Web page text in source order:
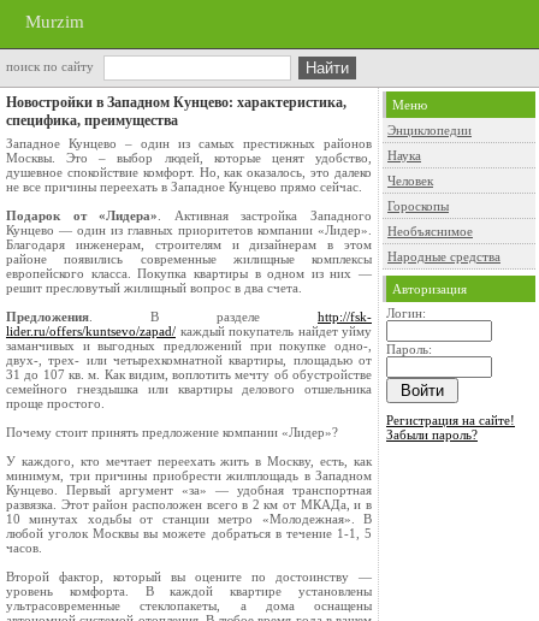
Murzim
поиск по сайту
Новостройки в Западном Кунцево: характеристика,
специфика, преимущества
Западное Кунцево – один из самых престижных районов
Москвы. Это – выбор людей, которые ценят удобство,
душевное спокойствие комфорт. Но, как оказалось, это далеко
не все причины переехать в Западное Кунцево прямо сейчас.
Подарок от «Лидера»
. Активная застройка Западного
Кунцево — один из главных приоритетов компании «Лидер».
Благодаря инженерам, строителям и дизайнерам в этом
районе появились современные жилищные комплексы
европейского класса. Покупка квартиры в одном из них —
решит пресловутый жилищный вопрос в два счета.
Предложения . В разделе http://fsk-
lider.ru/offers/kuntsevo/zapad/ каждый покупатель найдет уйму
заманчивых и выгодных предложений при покупке одно-,
двух-, трех- или четырехкомнатной квартиры, площадью от
31 до 107 кв. м. Как видим, воплотить мечту об обустройстве
семейного гнездышка или квартиры делового отшельника
проще простого.
Почему стоит принять предложение компании «Лидер»?
У каждого, кто мечтает переехать жить в Москву, есть, как
минимум, три причины приобрести жилплощадь в Западном
Кунцево. Первый аргумент «за» — удобная транспортная
развязка. Этот район расположен всего в 2 км от МКАДа, и в
10 минутах ходьбы от станции метро «Молодежная». В
любой уголок Москвы вы можете добраться в течение 1-1, 5
часов.
Второй фактор, который вы оцените по достоинству —
уровень комфорта. В каждой квартире установлены
ультрасовременные стеклопакеты, а дома оснащены
Меню
Энциклопедии
Наука
Человек
Гороскопы
Необъяснимое
Народные средства
Авторизация
Логин:
Пароль:
Регистрация на сайте!
Забыли пароль?